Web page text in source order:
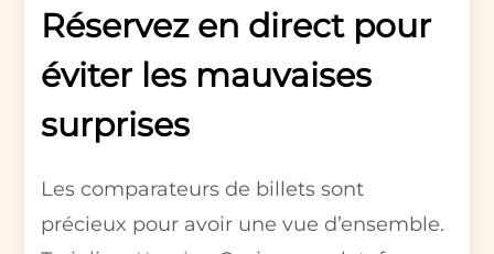
Réservez en direct pour
éviter les mauvaises
surprises
Les comparateurs de billets sont
précieux pour avoir une vue d’ensemble.